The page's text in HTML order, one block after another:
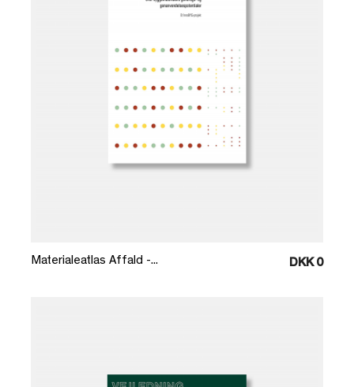
Materialeatlas Affald -... DKK 0